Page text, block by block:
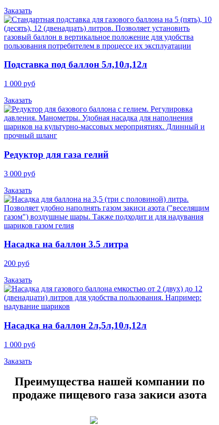
Заказать
Подставка под баллон 5л,10л,12л
1 000 руб
Заказать
Редуктор для газа гелий
3 000 руб
Заказать
Насадка на баллон 3.5 литра
200 руб
Заказать
Насадка на баллон 2л,5л,10л,12л
1 000 руб
Заказать
Преимущества нашей компании по
продаже пищевого газа закиси азота